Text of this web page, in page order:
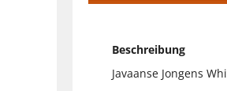
Beschreibung
Javaanse Jongens